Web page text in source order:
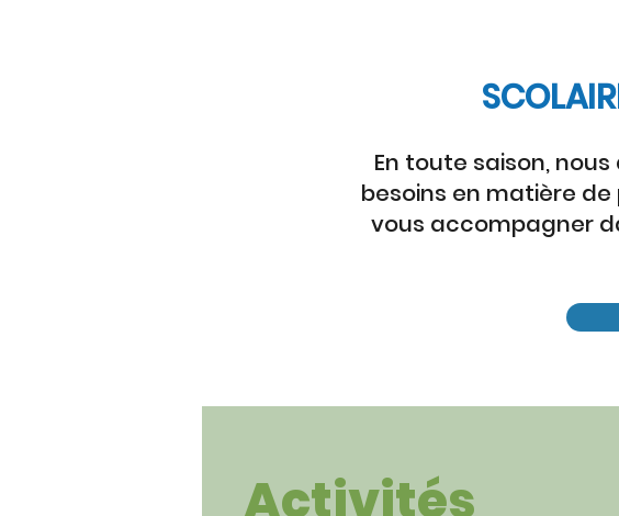
En toute saison,
besoins en matière de
vous accompagner
Activités